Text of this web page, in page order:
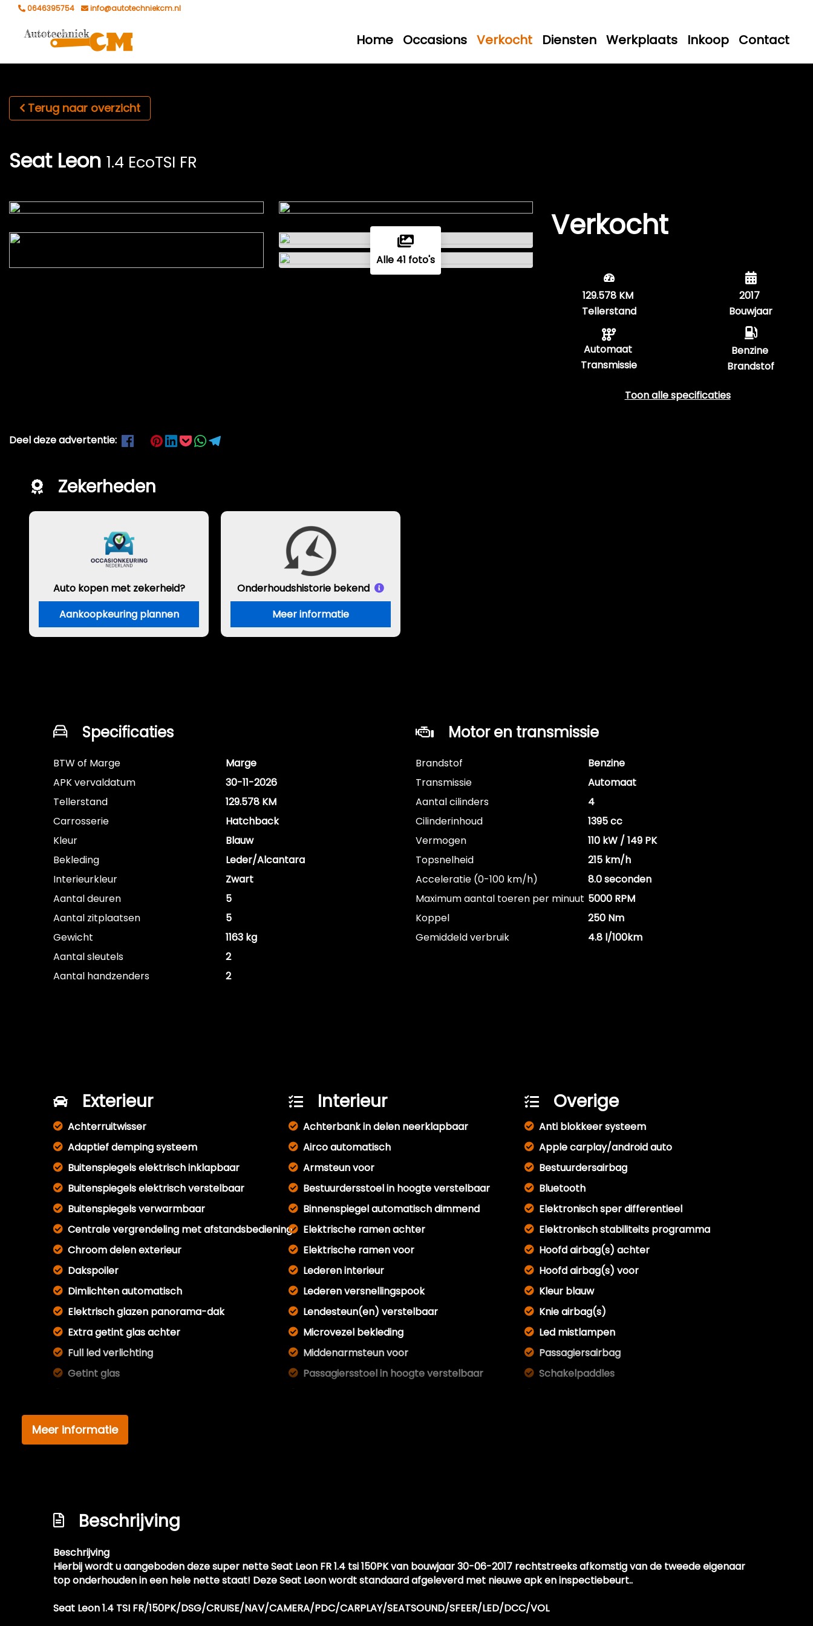
0646395754 info@autotechniekcm.nl
Home Occasions Verkocht Diensten Werkplaats Inkoop Contact
Terug naar overzicht
Seat Leon 1.4 EcoTSI FR
Alle 41 foto's
Verkocht
129.578 KM
Tellerstand
Automaat
Transmissie
2017
Bouwjaar
Benzine
Brandstof
Toon alle specificaties
Deel deze advertentie:
Zekerheden
Auto kopen met zekerheid?
Aankoopkeuring plannen
Onderhoudshistorie bekend
Meer informatie
Specificaties
BTW of Marge
Marge
APK vervaldatum
30-11-2026
Tellerstand
129.578 KM
Carrosserie
Hatchback
Kleur
Blauw
Bekleding
Leder/Alcantara
Interieurkleur
Zwart
Aantal deuren
5
Aantal zitplaatsen
5
Gewicht
1163 kg
Aantal sleutels
2
Aantal handzenders
2
Motor en transmissie
Brandstof
Benzine
Transmissie
Automaat
Aantal cilinders
4
Cilinderinhoud
1395 cc
Vermogen
110 kW / 149 PK
Topsnelheid
215 km/h
Acceleratie (0-100 km/h)
8.0 seconden
Maximum aantal toeren per minuut 5000 RPM
Koppel
250 Nm
Gemiddeld verbruik
4.8 l/100km
Exterieur
Achterruitwisser
Adaptief demping systeem
Buitenspiegels elektrisch inklapbaar
Buitenspiegels elektrisch verstelbaar
Buitenspiegels verwarmbaar
Centrale vergrendeling met afstandsbediening
Chroom delen exterieur
Dakspoiler
Dimlichten automatisch
Elektrisch glazen panorama-dak
Extra getint glas achter
Full led verlichting
Getint glas
Koplampreiniging
Koplampreiniging
Lichtmetalen velgen 18"
Panoramadak
Parkeersensor achter
Parkeersensor voor
Interieur
Achterbank in delen neerklapbaar
Airco automatisch
Armsteun voor
Bestuurdersstoel in hoogte verstelbaar
Binnenspiegel automatisch dimmend
Elektrische ramen achter
Elektrische ramen voor
Lederen interieur
Lederen versnellingspook
Lendesteun(en) verstelbaar
Microvezel bekleding
Middenarmsteun voor
Passagiersstoel in hoogte verstelbaar
Overige
Anti blokkeer systeem
Apple carplay/android auto
Bestuurdersairbag
Bluetooth
Elektronisch sper differentieel
Elektronisch stabiliteits programma
Hoofd airbag(s) achter
Hoofd airbag(s) voor
Kleur blauw
Knie airbag(s)
Led mistlampen
Passagiersairbag
Schakelpaddles
Meer informatie
Beschrijving
Beschrijving
Hierbij wordt u aangeboden deze super nette Seat Leon FR 1.4 tsi 150PK van bouwjaar 30-06-2017 rechtstreeks afkomstig van de tweede eigenaar
top onderhouden in een hele nette staat! Deze Seat Leon wordt standaard afgeleverd met nieuwe apk en inspectiebeurt..
Seat Leon 1.4 TSI FR/150PK/DSG/CRUISE/NAV/CAMERA/PDC/CARPLAY/SEATSOUND/SFEER/LED/DCC/VOL